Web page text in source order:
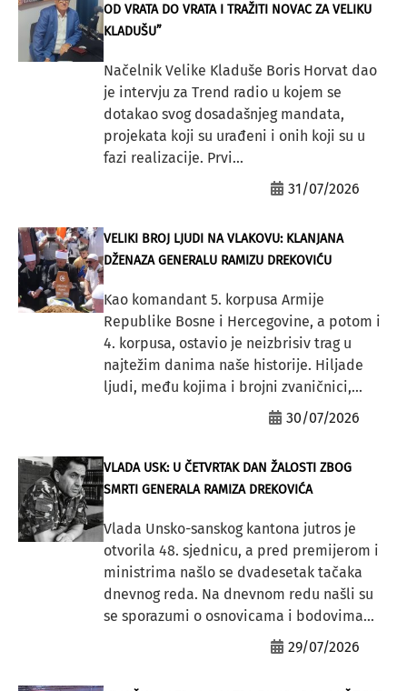
OD VRATA DO VRATA I TRAŽITI NOVAC ZA VELIKU
KLADUŠU”
Načelnik Velike Kladuše Boris Horvat dao
je intervju za Trend radio u kojem se
dotakao svog dosadašnjeg mandata,
projekata koji su urađeni i onih koji su u
fazi realizacije. Prvi...
31/07/2026
VELIKI BROJ LJUDI NA VLAKOVU: KLANJANA
DŽENAZA GENERALU RAMIZU DREKOVIĆU
Kao komandant 5. korpusa Armije
Republike Bosne i Hercegovine, a potom i
4. korpusa, ostavio je neizbrisiv trag u
najtežim danima naše historije. Hiljade
ljudi, među kojima i brojni zvaničnici,...
30/07/2026
VLADA USK: U ČETVRTAK DAN ŽALOSTI ZBOG
SMRTI GENERALA RAMIZA DREKOVIĆA
Vlada Unsko-sanskog kantona jutros je
otvorila 48. sjednicu, a pred premijerom i
ministrima našlo se dvadesetak tačaka
dnevnog reda. Na dnevnom redu našli su
se sporazumi o osnovicama i bodovima...
29/07/2026